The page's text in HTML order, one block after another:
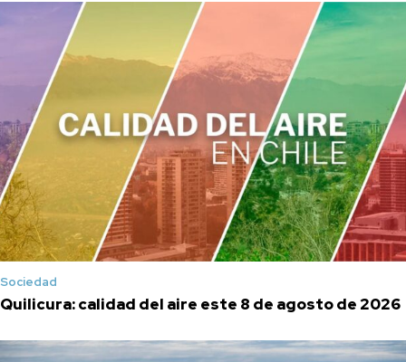
Sociedad
Quilicura: calidad del aire este 8 de agosto de 2026